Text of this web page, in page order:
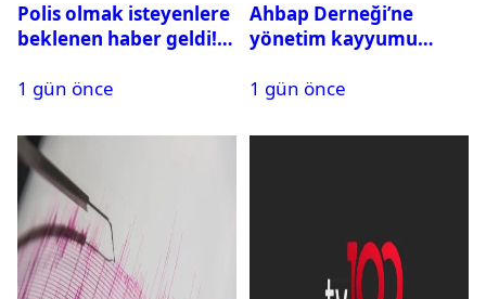
Polis olmak isteyenlere
beklenen haber geldi!
1 gün önce
Ahbap Derneği’ne
yönetim kayyumu
açıldı
1 gün önce